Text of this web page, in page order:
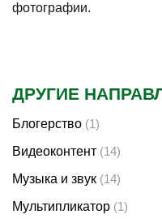
фотографии.
ДРУГИЕ
Блогерство (1)
Видеоконтент (14)
Музыка и звук (14)
Мультипликатор (1)